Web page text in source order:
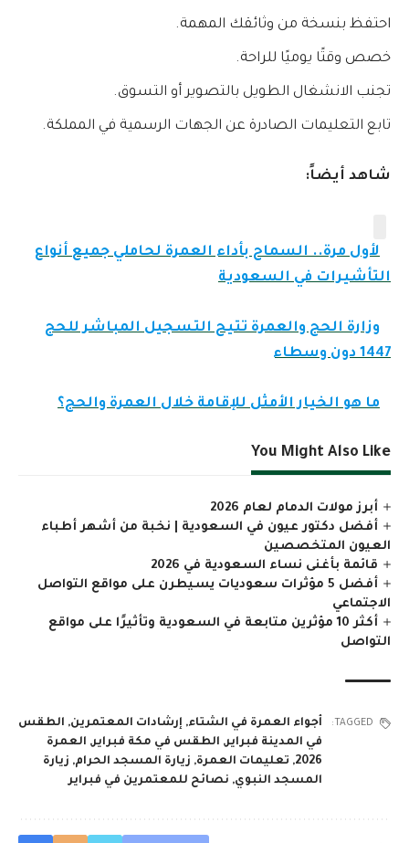
احتفظ بنسخة من وثائقك المهمة.
خصص وقتًا يوميًا للراحة.
تجنب الانشغال الطويل بالتصوير أو التسوق.
تابع التعليمات الصادرة عن الجهات الرسمية في المملكة.
شاهد أيضاً:
لأول مرة.. السماح بأداء العمرة لحاملي جميع أنواع
التأشيرات في السعودية
وزارة الحج والعمرة تتيح التسجيل المباشر للحج
1447 دون وسطاء
ما هو الخيار الأمثل للإقامة خلال العمرة والحج؟
You Might Also Like
أبرز مولات الدمام لعام 2026
أفضل دكتور عيون في السعودية | نخبة من أشهر أطباء
العيون المتخصصين
قائمة بأغنى نساء السعودية في 2026
أفضل 5 مؤثرات سعوديات يسيطرن على مواقع التواصل
الاجتماعي
أكثر 10 مؤثرين متابعة في السعودية وتأثيرًا على مواقع
التواصل
TAGGED: أجواء العمرة في الشتاء, إرشادات المعتمرين, الطقس
في المدينة فبراير, الطقس في مكة فبراير, العمرة
2026
, تعليمات العمرة, زيارة المسجد الحرام, زيارة
المسجد النبوي, نصائح للمعتمرين في فبراير